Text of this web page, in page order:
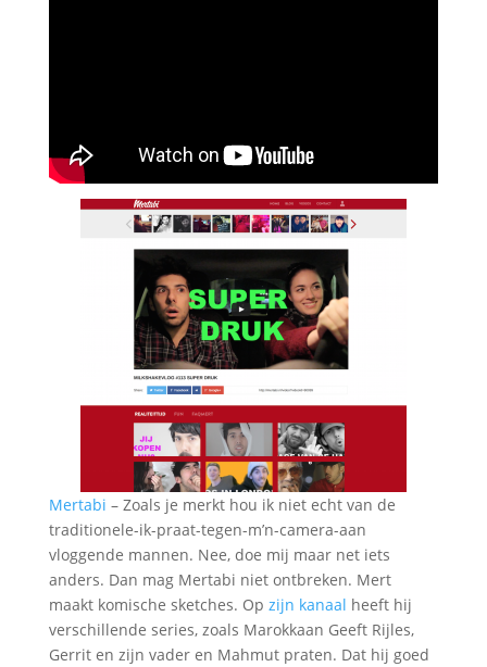
Mertabi – Zoals je merkt hou ik niet echt van de
traditionele-ik-praat-tegen-m’n-camera-aan
vloggende mannen. Nee, doe mij maar net iets
anders. Dan mag Mertabi niet ontbreken. Mert
maakt komische sketches. Op zijn kanaal heeft hij
verschillende series, zoals Marokkaan Geeft Rijles,
Gerrit en zijn vader en Mahmut praten. Dat hij goed